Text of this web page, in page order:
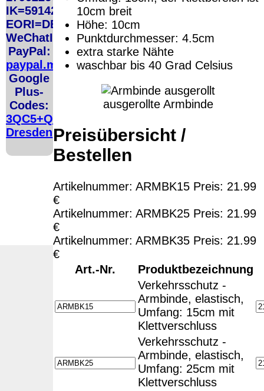
IK=591420124
EORI=DE5048206
WeChatID=flusoft
PayPal:
paypal.me/fluSoft
Google
Plus-
Codes:
3QC5+QCG
Dresden
10cm breit
Höhe: 10cm
Punktdurchmesser: 4.5cm
extra starke Nähte
waschbar bis 40 Grad Celsius
ausgerollte Armbinde
Preisübersicht /
Bestellen
Artikelnummer: ARMBK15 Preis: 21.99
€
Artikelnummer: ARMBK25 Preis: 21.99
€
Artikelnummer: ARMBK35 Preis: 21.99
€
Art.-Nr.
Produktbezeichnung
Verkehrsschutz -
Armbinde, elastisch,
Umfang: 15cm mit
Klettverschluss
Verkehrsschutz -
Armbinde, elastisch,
Umfang: 25cm mit
Klettverschluss
Die Europäische Kommission stellt eine Plattform zur Online-
http://ec.europa.eu/consumers/odr/Unsere E-Mailadresse lautet:
Seitenanfang
Impressum AGB Widerruf
große Anzeige
Schließen X
Diese Website nutzt Cookies, um bestmögliche Funktionalität bieten
This website uses cookies to provide the best possible functionality.
Ok, verstanden Mehr Infos